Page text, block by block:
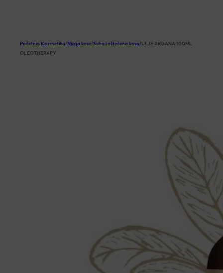
Početna/Kozmetika/Njega kose/Suha i oštećena kosa/ULJE ARGANA 100ML
OLEOTHERAPY